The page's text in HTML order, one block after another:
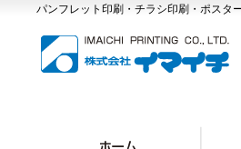
パンフレット印刷・チラシ印刷・ポスタ